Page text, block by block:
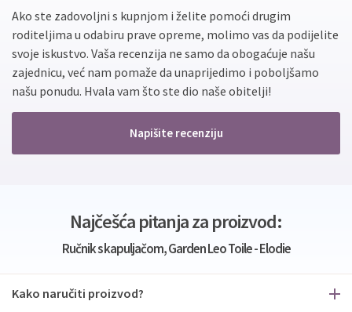
Ako ste zadovoljni s kupnjom i želite pomoći drugim
roditeljima u odabiru prave opreme, molimo vas da podijelite
svoje iskustvo. Vaša recenzija ne samo da obogaćuje našu
zajednicu, već nam pomaže da unaprijedimo i poboljšamo
našu ponudu. Hvala vam što ste dio naše obitelji!
Napišite recenziju
Najčešća pitanja za proizvod:
Ručnik s kapuljačom, Garden Leo Toile - Elodie
Kako naručiti proizvod?